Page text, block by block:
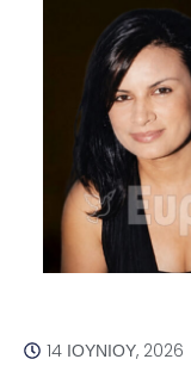
14 ΙΟΥΝΊΟΥ, 2026